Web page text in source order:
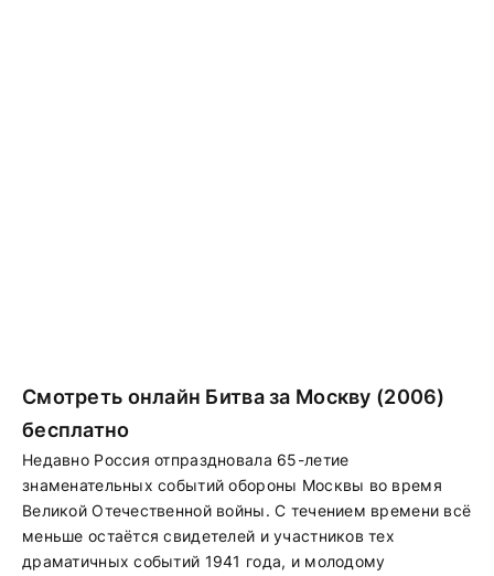
Смотреть онлайн Битва за Москву (2006)
бесплатно
Недавно Россия отпраздновала 65-летие
знаменательных событий обороны Москвы во время
Великой Отечественной войны. С течением времени всё
меньше остаётся свидетелей и участников тех
драматичных событий 1941 года, и молодому